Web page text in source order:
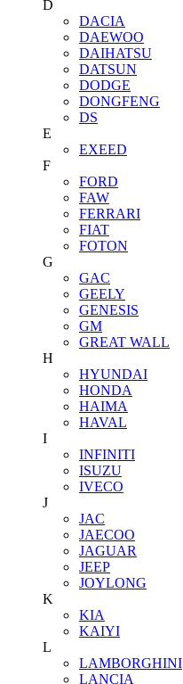
D
DACIA
DAEWOO
DAIHATSU
DATSUN
DODGE
DONGFENG
DS
E
EXEED
F
FORD
FAW
FERRARI
FIAT
FOTON
G
GAC
GEELY
GENESIS
GM
GREAT WALL
H
HYUNDAI
HONDA
HAIMA
HAVAL
I
INFINITI
ISUZU
IVECO
J
JAC
JAECOO
JAGUAR
JEEP
JOYLONG
K
KIA
KAIYI
L
LAMBORGHINI
LANCIA